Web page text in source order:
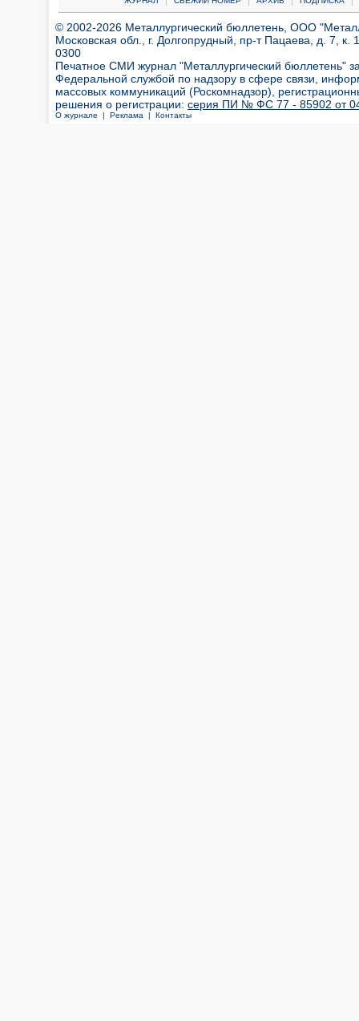
© 2002-2026 Металлургический бюллетень, ООО
Московская обл., г. Долгопрудный, пр-т Пацаева, д. 7,
0300
Печатное СМИ журнал "Металлургический бюллетень"
Федеральной службой по надзору в сфере связи,
массовых коммуникаций (Роскомнадзор),
решения о регистрации: серия ПИ № ФС 77 - 85902 от 04
О журнале | Реклама | Контакты